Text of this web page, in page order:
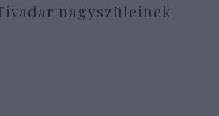
nagyszüleinek